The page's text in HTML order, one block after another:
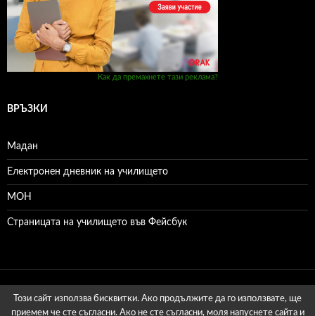
Как да премахнете тази реклама?
ВРЪЗКИ
Mадан
Електронен дневник на училището
МОН
Страницата на училището във Фейсбук
Този сайт използва бисквитки. Ако продължите да го използвате, ще
приемем че сте съгласни. Ако не сте съгласни, моля напуснете сайта и